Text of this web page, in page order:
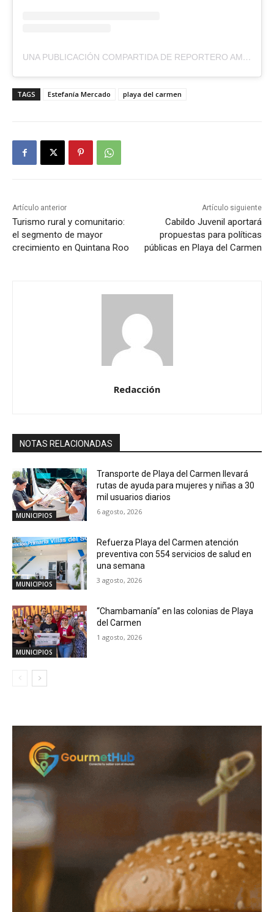
UNA PUBLICACIÓN COMPARTIDA DE REPORTERO AMBULANTE (@REPORTEROAMBULANTE)
TAGS Estefanía Mercado playa del carmen
Artículo anterior
Turismo rural y comunitario:
el segmento de mayor
crecimiento en Quintana Roo
Artículo siguiente
Cabildo Juvenil aportará
propuestas para políticas
públicas en Playa del Carmen
Redacción
NOTAS RELACIONADAS
MUNICIPIOS
Transporte de Playa del Carmen llevará
rutas de ayuda para mujeres y niñas a 30
mil usuarios diarios
6 agosto, 2026
MUNICIPIOS
Refuerza Playa del Carmen atención
preventiva con 554 servicios de salud en
una semana
3 agosto, 2026
MUNICIPIOS
“Chambamanía” en las colonias de Playa
del Carmen
1 agosto, 2026